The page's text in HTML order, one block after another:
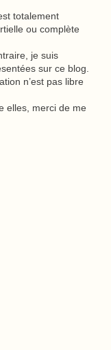
totalement
ou complète
je suis
sur ce blog.
n’est pas libre
elles, merci de me